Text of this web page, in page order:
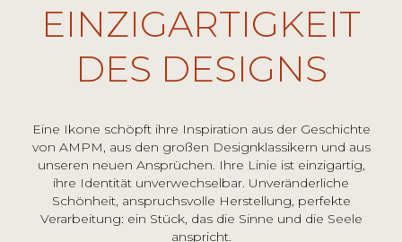
EINZIGARTIGKEIT
DES DESIGNS
Eine Ikone schöpft ihre Inspiration aus der Geschichte
von AMPM, aus den großen Designklassikern und aus
unseren neuen Ansprüchen. Ihre Linie ist einzigartig,
ihre Identität unverwechselbar. Unveränderliche
Schönheit, anspruchsvolle Herstellung, perfekte
Verarbeitung: ein Stück, das die Sinne und die Seele
anspricht.